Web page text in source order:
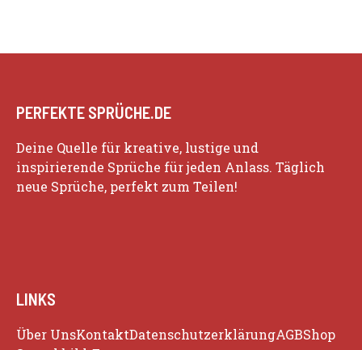
PERFEKTE SPRÜCHE.DE
Deine Quelle für kreative, lustige und
inspirierende Sprüche für jeden Anlass. Täglich
neue Sprüche, perfekt zum Teilen!
LINKS
Über UnsKontaktDatenschutzerklärungAGBShop